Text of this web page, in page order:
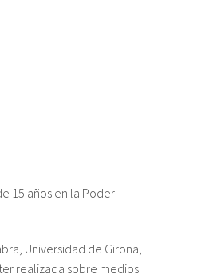
15 años en la Poder
Universidad de Girona,
realizada sobre medios